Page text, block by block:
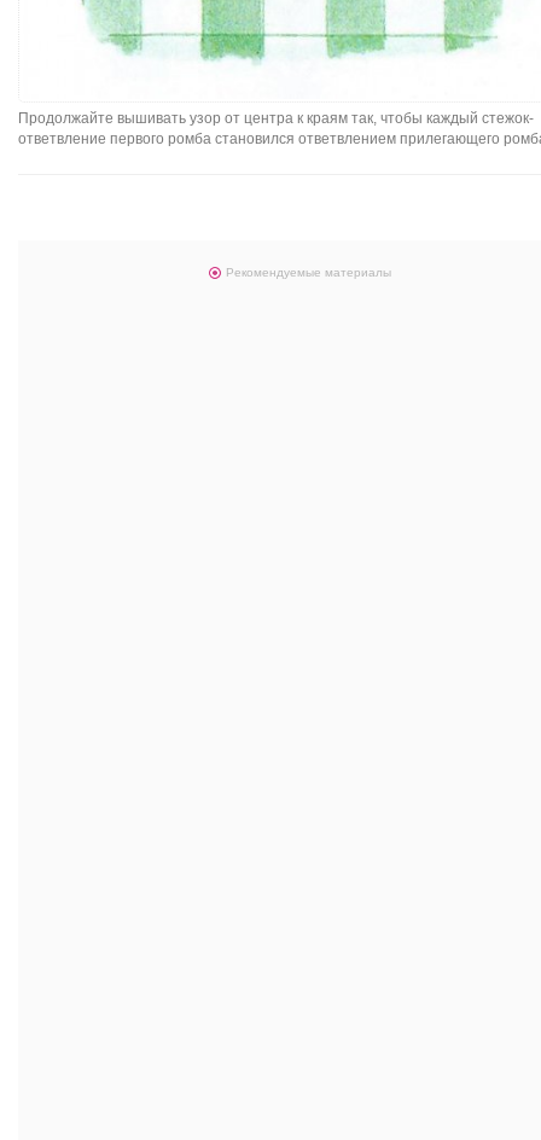
Продолжайте вышивать узор от центра к краям так, чтобы каждый стежок-
ответвление первого ромба становился ответвлением прилегающего
Рекомендуемые материалы